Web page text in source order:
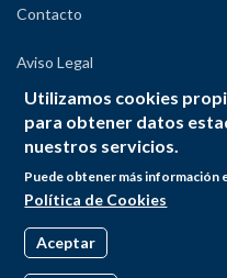
Contacto
Aviso Legal
Política de Cookies
Política del Sistema Interno
Utilizamos cookies
para obtener datos
nuestros servicios.
Puede obtener más información
Política de Cookies
Aceptar